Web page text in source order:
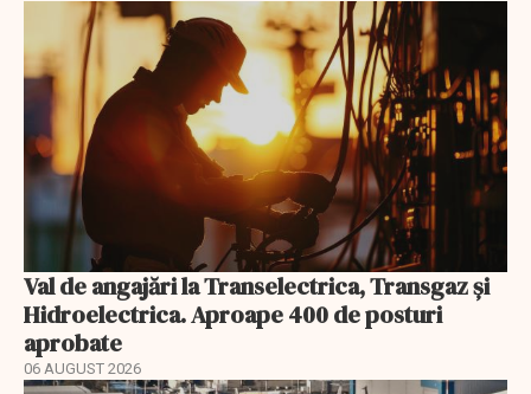
Val de angajări la Transelectrica, Transgaz și
Hidroelectrica. Aproape 400 de posturi
aprobate
06 AUGUST 2026